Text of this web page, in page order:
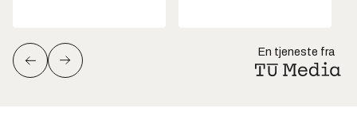
En tjeneste fra